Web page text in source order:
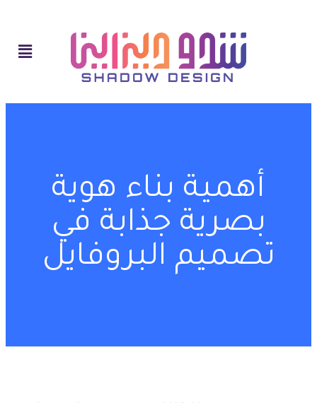
أهمية بناء هوية
بصرية جذابة في
تصميم البروفايل